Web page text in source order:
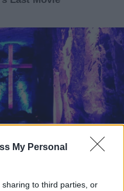
My Personal
to third parties, or